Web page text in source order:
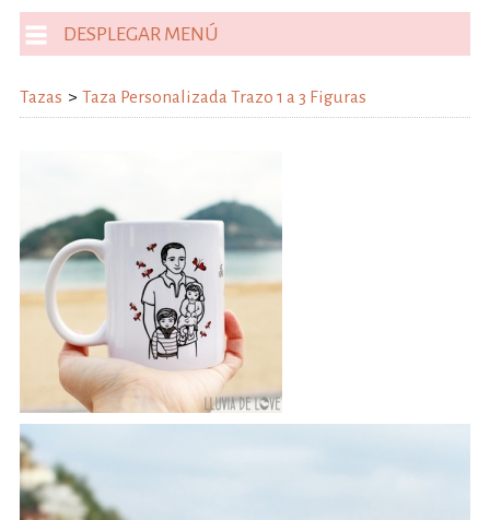
DESPLEGAR MENÚ
Tazas > Taza Personalizada Trazo 1 a 3 Figuras